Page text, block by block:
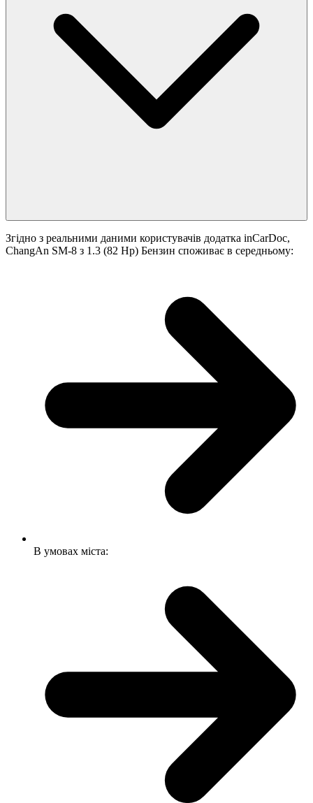
Згідно з реальними даними користувачів додатка inCarDoc,
ChangAn SM-8 з 1.3 (82 Hp) Бензин споживає в середньому:
В умовах міста: